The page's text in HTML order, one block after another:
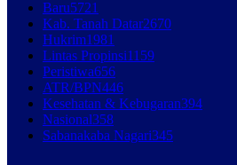
Baru5721
Kab. Tanah Datar2670
Hukrim1981
Lintas Propinsi1159
Peristiwa656
ATR/BPN446
Kesehatan & Kebugaran394
Nasional358
Sabanakaba Nagari345